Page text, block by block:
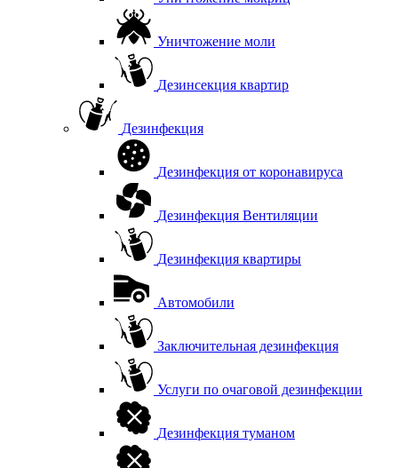
Уничтожение моли
Дезинсекция квартир
Дезинфекция
Дезинфекция от коронавируса
Дезинфекция Вентиляции
Дезинфекция квартиры
Автомобили
Заключительная дезинфекция
Услуги по очаговой дезинфекции
Дезинфекция туманом